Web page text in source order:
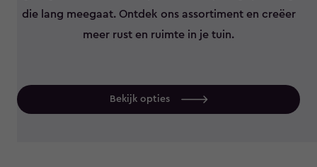
die lang meegaat. Ontdek ons assortiment en creëer
meer rust en ruimte in je tuin.
Bekijk opties